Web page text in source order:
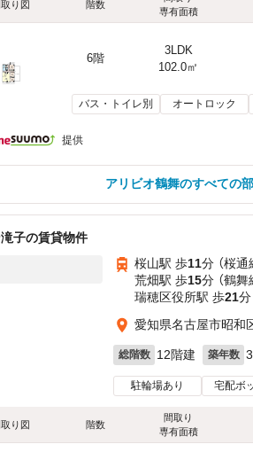
り図 階数
専有面積
6階
3LDK
102.0㎡
バス・トイレ別 オートロック
提供
アリビオ鶴舞のすべての
子の賃貸物件
桜山駅 歩11分 （桜通
荒畑駅 歩15分 （鶴舞
瑞穂区役所駅 歩21分
愛知県名古屋市昭和
総階数 12階建 築年数
駐輪場あり 宅配ボ
り図 階数
間取り
専有面積